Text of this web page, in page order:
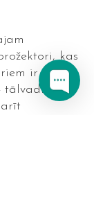
kas
ir
tālvadība,